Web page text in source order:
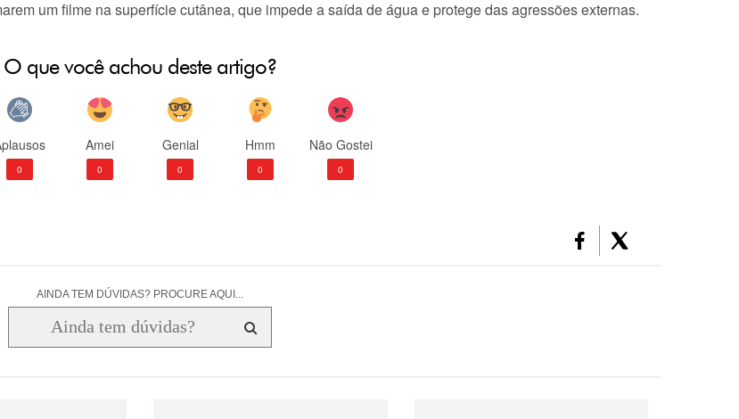
um filme na superfície cutânea, que impede a saída de água e protege das agressões externas.
O que você achou deste artigo?
0
Amei
0
Genial
0
Hmm
0
Não Gostei
0
AINDA TEM DÚVIDAS? PROCURE AQUI...